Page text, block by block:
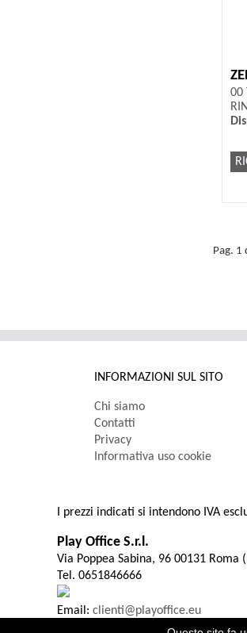
00
Pag. 1
INFORMAZIONI SUL SITO
Chi siamo
Contatti
Privacy
Informativa uso cookie
I prezzi indicati si intendono IVA
Play Office S.r.l.
Via Poppea Sabina, 96 00131 Roma
Tel. 0651846666
Email: clienti@playoffice.eu
P.I. / C.F. 08786301005 CCIAA